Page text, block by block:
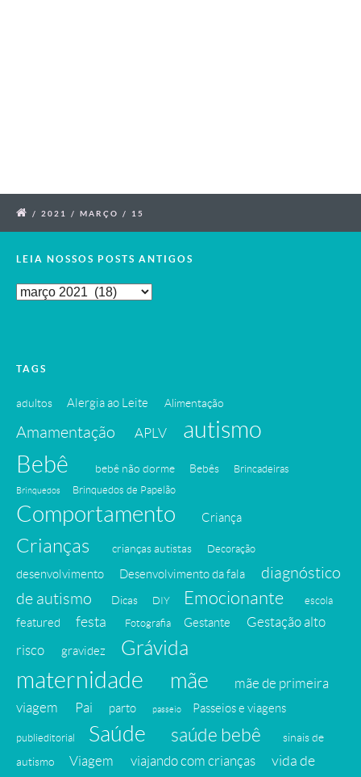
/ 2021 / MARÇO / 15
LEIA NOSSOS POSTS ANTIGOS
Leia
TAGS
adultos Alergia ao Leite Alimentação
Amamentação APLV
autismo
Bebê
bebê não dorme Bebês Brincadeiras
Brinquedos Brinquedos de Papelão
Comportamento Criança
Crianças crianças autistas Decoração
desenvolvimento Desenvolvimento da fala
diagnóstico
de autismo
Dicas DIY Emocionante escola
featured festa Fotografia Gestante
Gestação alto
risco
gravidez Grávida
maternidade mãe
mãe de primeira
viagem
Pai parto passeio Passeios e viagens
publieditorial Saúde saúde bebê
sinais de
autismo
Viagem viajando com crianças
vida de